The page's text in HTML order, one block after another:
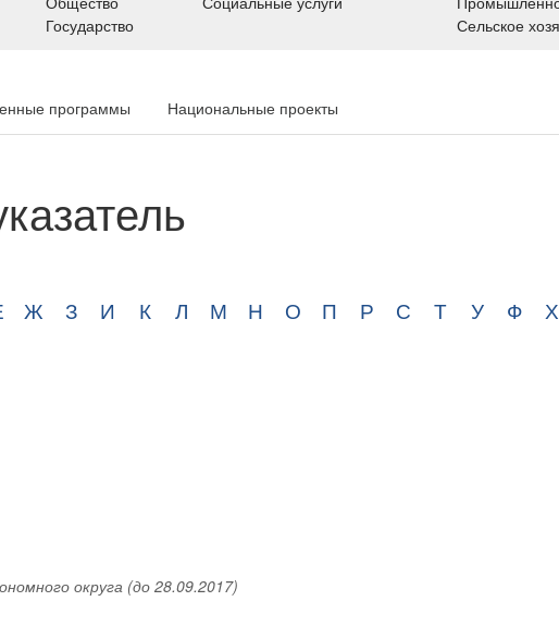
Государство
Сельское
программы Национальные проекты
Ж З И К Л М Н О П Р С Т У Ф Х
округа (до 28.09.2017)